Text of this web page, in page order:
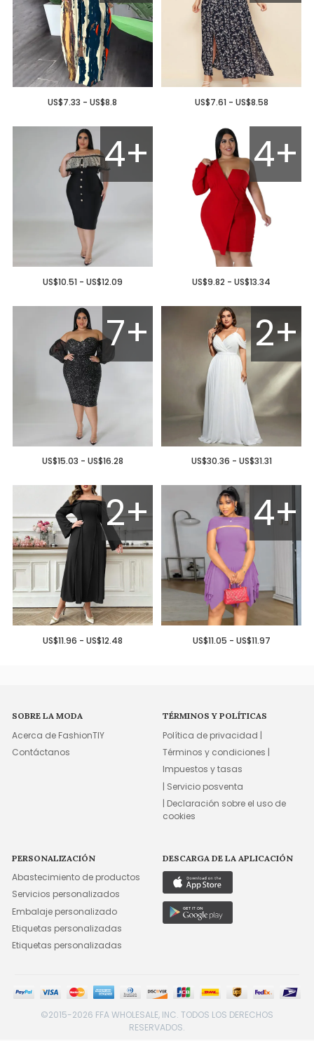
US$7.33 - US$8.8 US$7.61 - US$8.58
4+
US$10.51 - US$12.09
4+
US$9.82 - US$13.34
7+
US$15.03 - US$16.28
2+
US$30.36 - US$31.31
2+
US$11.96 - US$12.48
4+
US$11.05 - US$11.97
SOBRE LA MODA
Acerca de FashionTIY
Contáctanos
TÉRMINOS Y POLÍTICAS
Política de privacidad |
Términos y condiciones |
Impuestos y tasas
| Servicio posventa
| Declaración sobre el uso de
cookies
PERSONALIZACIÓN
Abastecimiento de productos
Servicios personalizados
Embalaje personalizado
Etiquetas personalizadas
Etiquetas personalizadas
DESCARGA DE LA APLICACIÓN
©2015-2026 FFA WHOLESALE, INC. TODOS LOS DERECHOS
RESERVADOS.